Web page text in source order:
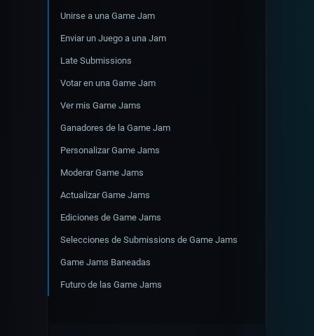
Configurar un juego como target
Unirse a una Game Jam
Enviar un Juego a una Jam
Late Submissions
Votar en una Game Jam
Ver mis Game Jams
Ganadores de la Game Jam
Personalizar Game Jams
Moderar Game Jams
Actualizar Game Jams
Ediciones de Game Jams
Selecciones de Submissions de Game Jams
Game Jams Baneadas
Futuro de las Game Jams